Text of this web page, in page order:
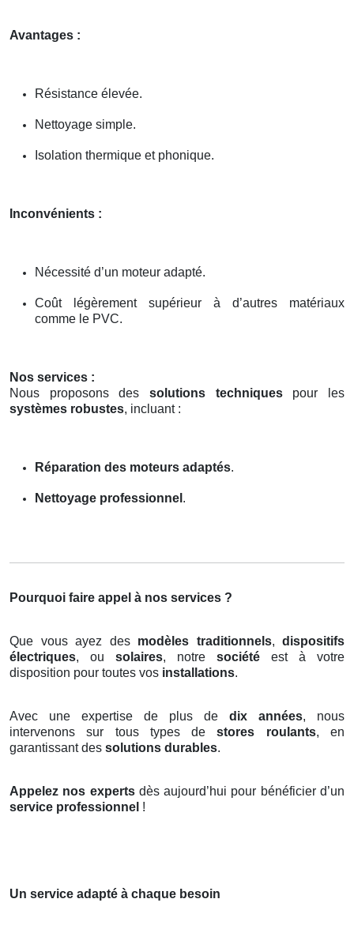
Avantages :
Résistance élevée.
Nettoyage simple.
Isolation thermique et phonique.
Inconvénients :
Nécessité d’un moteur adapté.
Coût légèrement supérieur à d’autres matériaux
comme le PVC.
Nos services :
Nous proposons des solutions techniquespour les
systèmes robustes, incluant :
Réparation des moteurs adaptés.
Nettoyage professionnel .
Pourquoi faire appel à nos services ?
Que vous ayez des modèles traditionnels, dispositifs
électriques, ou solaires, notre société est à votre
disposition pour toutes vos installations.
Avec une expertise de plus de dix années, nous
intervenons sur tous types destores roulants, en
garantissant des solutions durables.
Appelez nos expertsdès aujourd’hui pour bénéficier d’un
service professionnel !
Un service adapté à chaque besoin